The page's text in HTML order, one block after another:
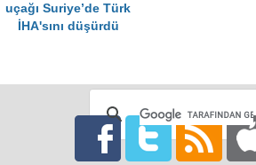
uçağı Suriye’de Türk
İHA'sını düşürdü